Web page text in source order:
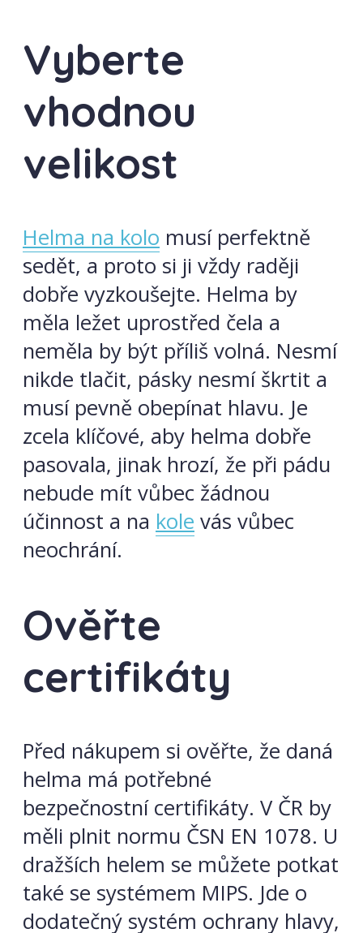
Vyberte
vhodnou
velikost
Helma na kolo musí perfektně
sedět, a proto si ji vždy raději
dobře vyzkoušejte. Helma by
měla ležet uprostřed čela a
neměla by být příliš volná. Nesmí
nikde tlačit, pásky nesmí škrtit a
musí pevně obepínat hlavu. Je
zcela klíčové, aby helma dobře
pasovala, jinak hrozí, že při pádu
nebude mít vůbec žádnou
účinnost a na kole vás vůbec
neochrání.
Ověřte
certifikáty
Před nákupem si ověřte, že daná
helma má potřebné
bezpečnostní certifikáty. V ČR by
měli plnit normu ČSN EN 1078. U
dražších helem se můžete potkat
také se systémem MIPS. Jde o
dodatečný systém ochrany hlavy,